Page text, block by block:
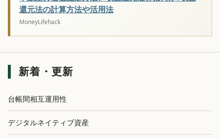
還元法の計算方法や活用法
MoneyLifehack
新着・更新
台帳間相互運用性
デジタルネイティブ資産